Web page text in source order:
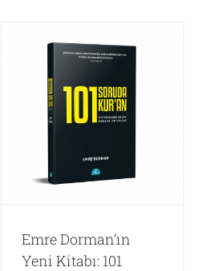
Emre Dorman’ın
Yeni Kitabı: 101